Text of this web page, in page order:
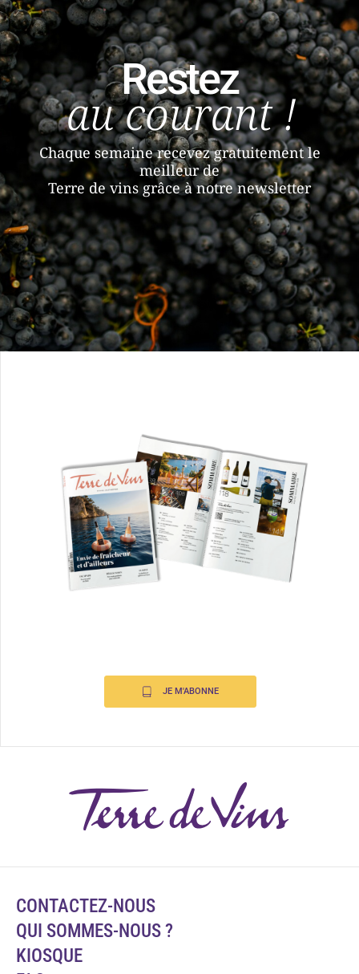
Restez
au courant !
Chaque semaine recevez gratuitement le
meilleur de
Terre de vins grâce à notre newsletter
JE M'ABONNE
CONTACTEZ-NOUS
QUI SOMMES-NOUS ?
KIOSQUE